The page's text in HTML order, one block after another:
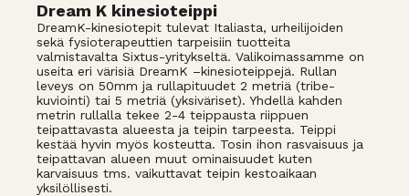
Dream K kinesioteippi
DreamK-kinesiotepit tulevat Italiasta, urheilijoiden
sekä fysioterapeuttien tarpeisiin tuotteita
valmistavalta Sixtus-yritykseltä. Valikoimassamme on
useita eri värisiä DreamK –kinesioteippejä. Rullan
leveys on 50mm ja rullapituudet 2 metriä (tribe-
kuviointi) tai 5 metriä (yksiväriset). Yhdellä kahden
metrin rullalla tekee 2-4 teippausta riippuen
teipattavasta alueesta ja teipin tarpeesta. Teippi
kestää hyvin myös kosteutta. Tosin ihon rasvaisuus ja
teipattavan alueen muut ominaisuudet kuten
karvaisuus tms. vaikuttavat teipin kestoaikaan
yksilöllisesti.